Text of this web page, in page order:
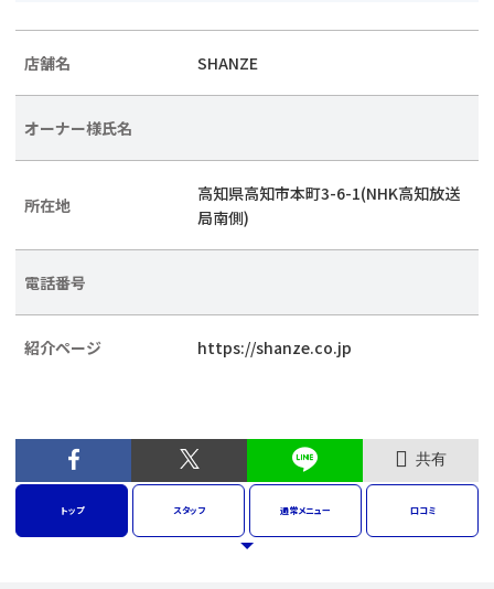
店舗名 SHANZE
オーナー様氏名
所在地
高知県高知市本町3-6-1(NHK高知放送
局南側)
電話番号
紹介ページ https://shanze.co.jp
共有
トップ スタッフ 通常メニュー 口コミ